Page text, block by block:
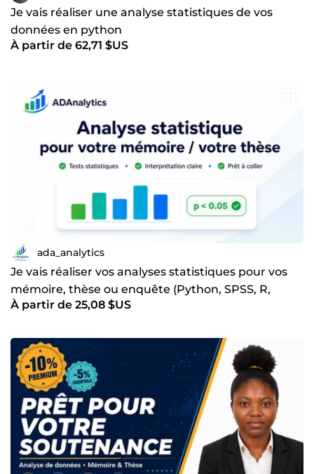
Je vais réaliser une analyse statistiques de vos
données en python
À partir de 62,71 $US
ada_analytics
Je vais réaliser vos analyses statistiques pour vos
mémoire, thèse ou enquête (Python, SPSS, R,
Excel, ...)
À partir de 25,08 $US